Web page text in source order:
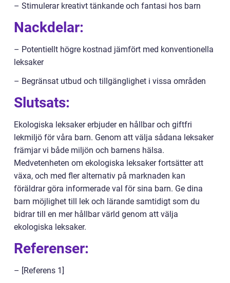
– Stimulerar kreativt tänkande och fantasi hos barn
Nackdelar:
– Potentiellt högre kostnad jämfört med konventionella
leksaker
– Begränsat utbud och tillgänglighet i vissa områden
Slutsats:
Ekologiska leksaker erbjuder en hållbar och giftfri
lekmiljö för våra barn. Genom att välja sådana leksaker
främjar vi både miljön och barnens hälsa.
Medvetenheten om ekologiska leksaker fortsätter att
växa, och med fler alternativ på marknaden kan
föräldrar göra informerade val för sina barn. Ge dina
barn möjlighet till lek och lärande samtidigt som du
bidrar till en mer hållbar värld genom att välja
ekologiska leksaker.
Referenser:
– [Referens 1]